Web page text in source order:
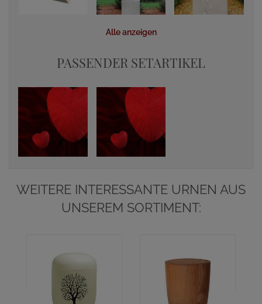
Alle anzeigen
PASSENDER SETARTIKEL
WEITERE INTERESSANTE URNEN AUS
UNSEREM SORTIMENT: